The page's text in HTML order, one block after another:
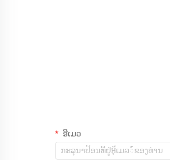
ອີເມວ